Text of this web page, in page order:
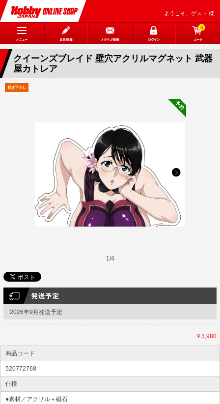
ようこそ、ゲスト 様
0
クイーンズブレイド 壁穴アクリルマグネット 武器
屋カトレア
1/4
2026年9月発送予定
￥3,980
商品コード
520772768
仕様
●素材／アクリル＋磁石